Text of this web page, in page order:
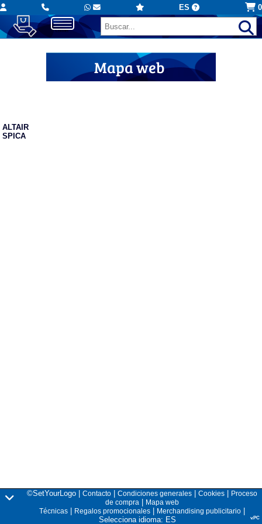
ES 0
Mapa web
ALTAIR
SPICA
©SetYourLogo | Contacto| Condiciones generales| Cookies|
Proceso
de compra|
Mapa web
Técnicas| Regalos promocionales| Merchandising publicitario|
Selecciona idioma: ES
v.PC